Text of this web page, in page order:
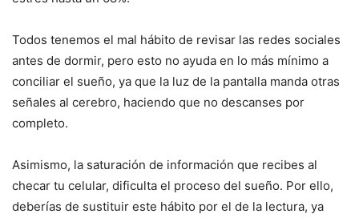
Todos tenemos el mal hábito de revisar las redes sociales
antes de dormir, pero esto no ayuda en lo más mínimo a
conciliar el sueño, ya que la luz de la pantalla manda otras
señales al cerebro, haciendo que no descanses por
completo.
Asimismo, la saturación de información que recibes al
checar tu celular, dificulta el proceso del sueño. Por ello,
deberías de sustituir este hábito por el de la lectura, ya